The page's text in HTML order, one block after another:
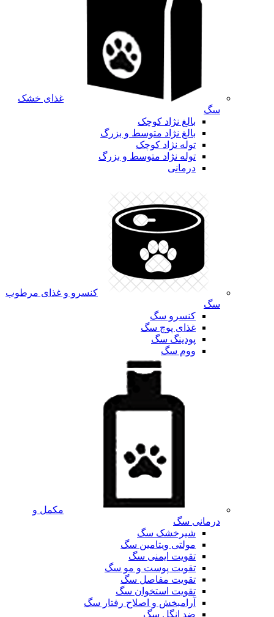
غذای خشک
سگ
بالغ نژاد کوچک
بالغ نژاد متوسط و بزرگ
توله نژاد کوچک
توله نژاد متوسط و بزرگ
درمانی
کنسرو و غذای مرطوب
سگ
کنسرو سگ
غذای پوچ سگ
پودینگ سگ
ووم سگ
مکمل و
درمانی سگ
شیرخشک سگ
مولتی ویتامین سگ
تقویت ایمنی سگ
تقویت پوست و مو سگ
تقویت مفاصل سگ
تقویت استخوان سگ
آرامبخش و اصلاح رفتار سگ
ضد انگل سگ